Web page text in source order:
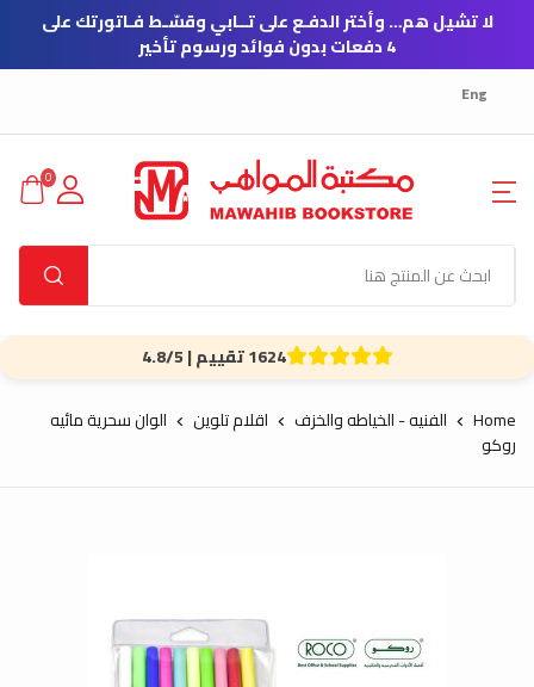
لا تشيل هم… وأختر الدفـع على تــابي وقسّـط فـاتورتك على
4 دفعات بدون فوائد ورسوم تأخير
Eng
0
1624 تقييم | 4.8/5
Home الفنيه - الخياطه والخزف اقلام تلوين
الوان سحرية مائيه
روكو